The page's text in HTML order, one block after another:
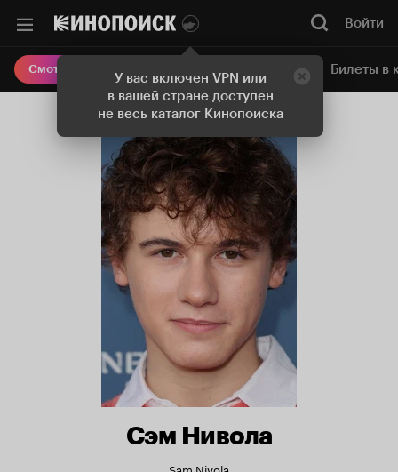
У вас включен VPN или
в вашей стране доступен
не весь каталог Кинопоиска
Войти
Смотреть кино Онлайн-кинотеатр Билеты в
Сэм Нивола
Sam Nivola